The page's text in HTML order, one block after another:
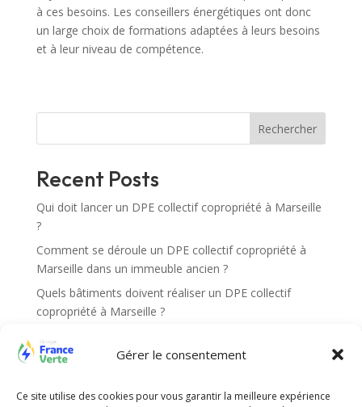
Gérer le consentement
Ce site utilise des cookies pour vous garantir la meilleure expérience
à ces besoins. Les conseillers énergétiques ont donc
un large choix de formations adaptées à leurs besoins
et à leur niveau de compétence.
Rechercher
Recent Posts
Qui doit lancer un DPE collectif copropriété à Marseille
?
Comment se déroule un DPE collectif copropriété à
Marseille dans un immeuble ancien ?
Quels bâtiments doivent réaliser un DPE collectif
copropriété à Marseille ?
collectif copropriété à Marseille ?
un DPE collectif copropriété à Marseille ?